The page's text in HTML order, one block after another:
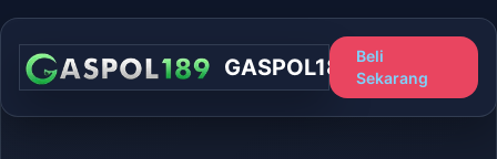
GASPOL189
Beli
Sekarang